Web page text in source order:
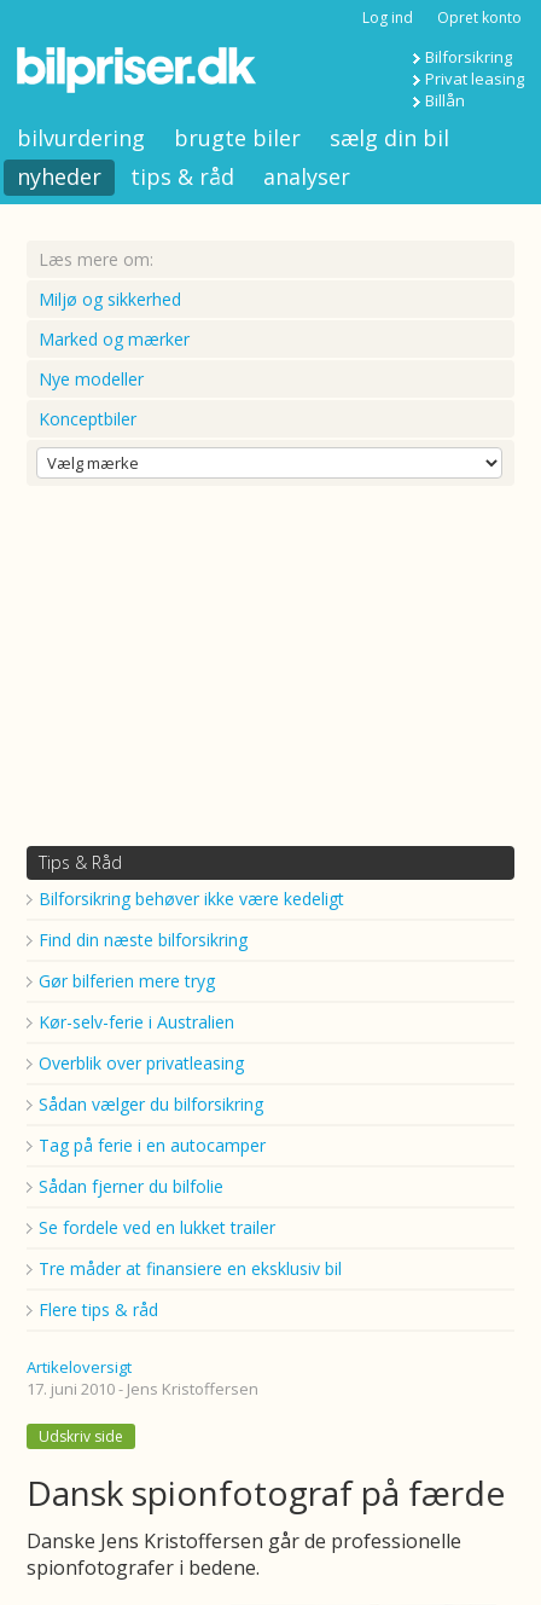
Log ind Opret konto
Bilforsikring
Privat leasing
Billån
bilvurdering brugte biler
sælg din bil
nyheder
tips & råd analyser
Læs mere om:
Miljø og sikkerhed
Marked og mærker
Nye modeller
Konceptbiler
Tips & Råd
Bilforsikring behøver ikke være kedeligt
Find din næste bilforsikring
Gør bilferien mere tryg
Kør-selv-ferie i Australien
Overblik over privatleasing
Sådan vælger du bilforsikring
Tag på ferie i en autocamper
Sådan fjerner du bilfolie
Se fordele ved en lukket trailer
Tre måder at finansiere en eksklusiv bil
Flere tips & råd
Artikeloversigt
17. juni 2010 - Jens Kristoffersen
Udskriv side
Dansk spionfotograf på færde
Danske Jens Kristoffersen går de professionelle
spionfotografer i bedene.